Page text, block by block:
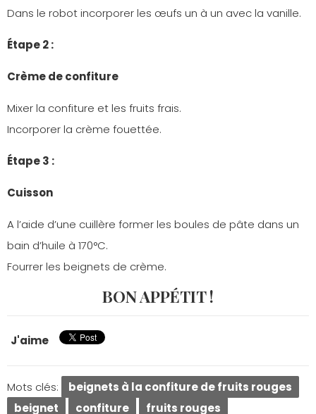
Dans le robot incorporer les œufs un à un avec la vanille.
Étape 2 :
Crème de confiture
Mixer la confiture et les fruits frais.
Incorporer la crème fouettée.
Étape 3 :
Cuisson
A l’aide d’une cuillère former les boules de pâte dans un
bain d’huile à 170°C.
Fourrer les beignets de crème.
BON APPÉTIT !
J'aime
Mots clés:
beignets à la confiture de fruits rouges
beignet
confiture fruits rouges